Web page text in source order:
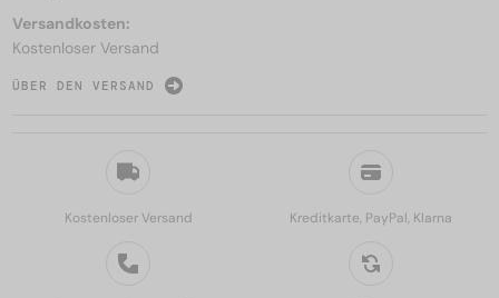
Kostenloser Versand Kreditkarte, PayPal, Klarna
Versandkosten:
Kostenloser Versand
ÜBER DEN VERSAND